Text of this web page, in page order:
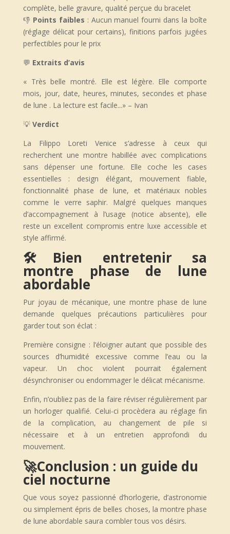
complète, belle gravure, qualité perçue du bracelet
👎 Points faibles : Aucun manuel fourni dans la boîte
(réglage délicat pour certains), finitions parfois jugées
perfectibles pour le prix
💬 Extraits d’avis
« Très belle montré. Elle est légère. Elle comporte
mois, jour, date, heures, minutes, secondes et phase
de lune . La lecture est facile...» – Ivan
💡 Verdict
La Filippo Loreti Venice s’adresse à ceux qui
recherchent une montre habillée avec complications
sans dépenser une fortune. Elle coche les cases
essentielles : design élégant, mouvement fiable,
fonctionnalité phase de lune, et matériaux nobles
comme le verre saphir. Malgré quelques manques
d’accompagnement à l’usage (notice absente), elle
reste un excellent compromis entre luxe accessible et
style affirmé.
🛠️Bien entretenir sa
montre phase de lune
abordable
Pur joyau de mécanique, une montre phase de lune
demande quelques précautions particulières pour
garder tout son éclat :
Première consigne : l’éloigner autant que possible des
sources d’humidité excessive comme l’eau ou la
vapeur. Un choc violent pourrait également
désynchroniser ou endommager le délicat mécanisme.
Enfin, n’oubliez pas de la faire réviser régulièrement par
un horloger qualifié. Celui-ci procèdera au réglage fin
de la complication, au changement de pile si
nécessaire et à un entretien approfondi du
mouvement.
🚀Conclusion : un guide du
ciel nocturne
Que vous soyez passionné d’horlogerie, d’astronomie
ou simplement épris de belles choses, la montre phase
de lune abordable saura combler tous vos désirs.